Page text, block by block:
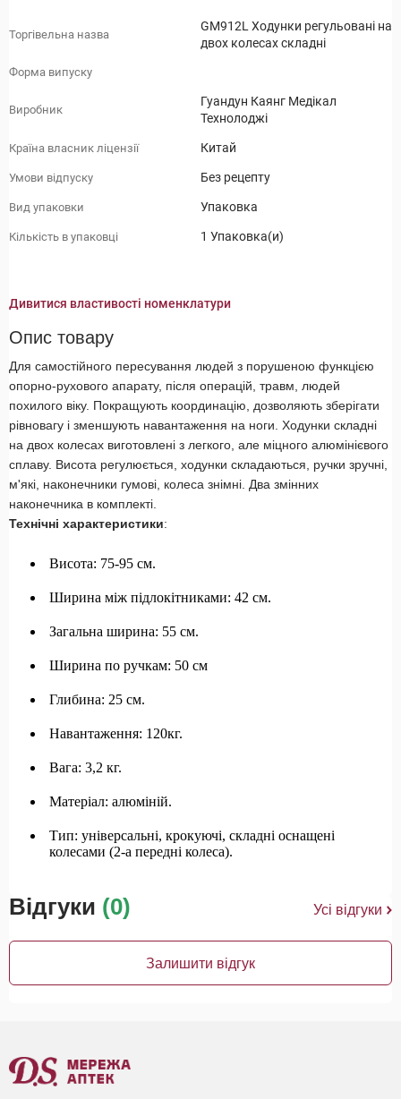
Торгівельна назва
GM912L Ходунки регульовані на
двох колесах складні
Форма випуску
Виробник
Гуандун Каянг Медікал
Технолоджі
Країна власник ліцензії Китай
Умови відпуску Без рецепту
Вид упаковки Упаковка
Кількість в упаковці 1 Упаковка(и)
Дивитися властивості номенклатури
Опис товару
Для самостійного пересування людей з порушеною функцією
опорно-рухового апарату, після операцій, травм, людей
похилого віку. Покращують координацію, дозволяють зберігати
рівновагу і зменшують навантаження на ноги. Ходунки складні
на двох колесах виготовлені з легкого, але міцного алюмінієвого
сплаву. Висота регулюється, ходунки складаються, ручки зручні,
м'які, наконечники гумові, колеса знімні. Два змінних
наконечника в комплекті.
Технічні характеристики:
Висота: 75-95 см.
Ширина між підлокітниками: 42 см.
Загальна ширина: 55 см.
Ширина по ручкам: 50 см
Глибина: 25 см.
Навантаження: 120кг.
Вага: 3,2 кг.
Матеріал: алюміній.
Тип: універсальні, крокуючі, складні оснащені
колесами (2-а передні колеса).
Відгуки (0) Усі відгуки
Залишити відгук